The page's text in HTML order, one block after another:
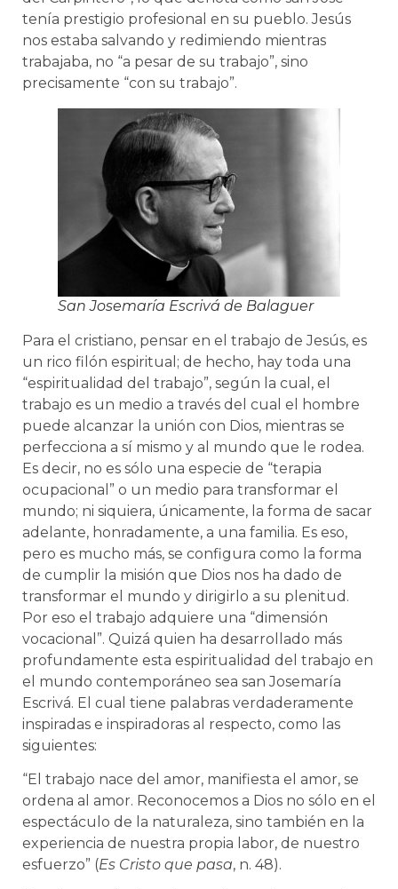
tenía prestigio profesional en su pueblo. Jesús
nos estaba salvando y redimiendo mientras
trabajaba, no “a pesar de su trabajo”, sino
precisamente “con su trabajo”.
San Josemaría Escrivá de Balaguer
Para el cristiano, pensar en el trabajo de Jesús, es
un rico filón espiritual; de hecho, hay toda una
“espiritualidad del trabajo”, según la cual, el
trabajo es un medio a través del cual el hombre
puede alcanzar la unión con Dios, mientras se
perfecciona a sí mismo y al mundo que le rodea.
Es decir, no es sólo una especie de “terapia
ocupacional” o un medio para transformar el
mundo; ni siquiera, únicamente, la forma de sacar
adelante, honradamente, a una familia. Es eso,
pero es mucho más, se configura como la forma
de cumplir la misión que Dios nos ha dado de
transformar el mundo y dirigirlo a su plenitud.
Por eso el trabajo adquiere una “dimensión
vocacional”. Quizá quien ha desarrollado más
profundamente esta espiritualidad del trabajo en
el mundo contemporáneo sea san Josemaría
Escrivá. El cual tiene palabras verdaderamente
inspiradas e inspiradoras al respecto, como las
siguientes:
“El trabajo nace del amor, manifiesta el amor, se
ordena al amor. Reconocemos a Dios no sólo en el
espectáculo de la naturaleza, sino también en la
experiencia de nuestra propia labor, de nuestro
esfuerzo” (Es Cristo que pasa, n. 48).